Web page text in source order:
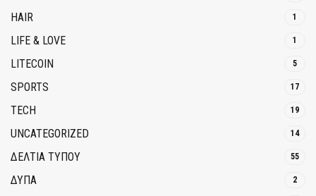
HAIR 1
LIFE & LOVE 1
LITECOIN 5
SPORTS 17
TECH 19
UNCATEGORIZED 14
ΔΕΛΤΙΑ ΤΥΠΟΥ 55
ΔΥΠΑ 2